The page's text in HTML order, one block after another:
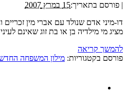
| פורסם בתאריך:15 במרץ 2007
דו-מיני אדם שנולד עם אברי מין
מציג מי מילדיה בן או בת זוג שאינם
להמשך קריאה
פורסם בקטגוריות: מילון המשפחה